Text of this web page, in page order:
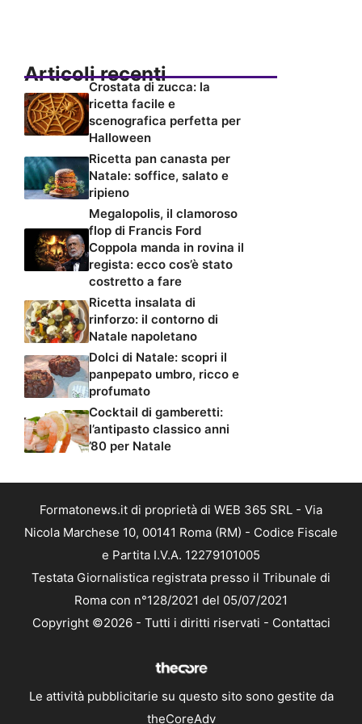
Articoli recenti
Crostata di zucca: la
ricetta facile e
scenografica perfetta per
Halloween
Ricetta pan canasta per
Natale: soffice, salato e
ripieno
Megalopolis, il clamoroso
flop di Francis Ford
Coppola manda in rovina il
regista: ecco cos’è stato
costretto a fare
Ricetta insalata di
rinforzo: il contorno di
Natale napoletano
Dolci di Natale: scopri il
panpepato umbro, ricco e
profumato
Cocktail di gamberetti:
l’antipasto classico anni
’80 per Natale
Formatonews.it di proprietà di WEB 365 SRL - Via
Nicola Marchese 10, 00141 Roma (RM) - Codice Fiscale
e Partita I.V.A. 12279101005
Testata Giornalistica registrata presso il Tribunale di
Roma con n°128/2021 del 05/07/2021
Copyright ©2026 - Tutti i diritti riservati - Contattaci
Le attività pubblicitarie su questo sito sono gestite da
theCoreAdv